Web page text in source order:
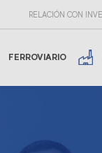
RELACIÓN CON
FERROVIARIO